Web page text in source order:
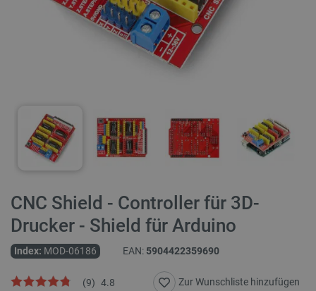
CNC Shield - Controller für 3D-
Drucker - Shield für Arduino
Index: MOD-06186 EAN: 5904422359690
4.8
(9) Zur Wunschliste hinzufügen